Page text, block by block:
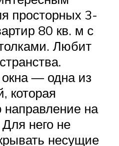
просторных 3-
80 кв. м с
Любит
— одна из
которая
направление на
него не
несущие